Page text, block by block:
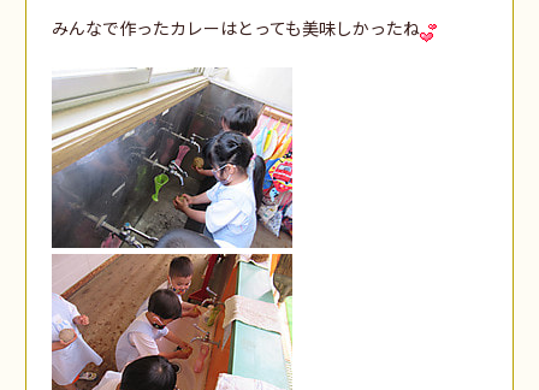
みんなで作ったカレーはとっても美味しかったね